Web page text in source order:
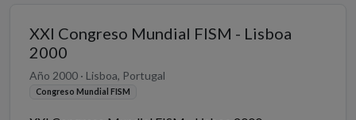
XXI Congreso Mundial FISM - Lisboa
2000
Año 2000 · Lisboa, Portugal
Congreso Mundial FISM